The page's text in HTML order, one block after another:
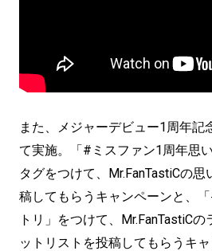
また、メジャーデビュー1周年記
て実施。「#ミスファン1周年思
タグをつけて、Mr.FanTastiCの
稿してもらうキャンペーンと、
トリ」をつけて、Mr.FanTastiC
ットリストを投稿してもらうキ